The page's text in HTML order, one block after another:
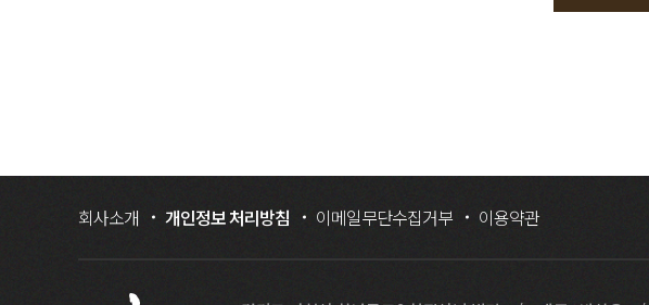
회사소개 개인정보 처리방침 이메일무단수집거부 이용약관